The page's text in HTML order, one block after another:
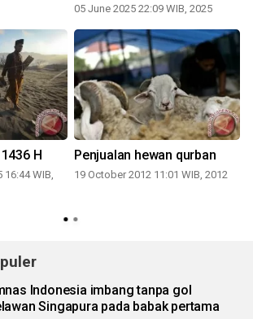
05 June 2025 22:09 WIB, 2025
H
16:44 WIB,
Penjualan hewan qurban
19 October 2012 11:01 WIB, 2012
Indonesia imbang tanpa gol
Singapura pada babak pertama